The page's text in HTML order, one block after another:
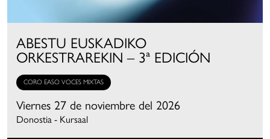
ABESTU EUSKADIKO
ORKESTRAREKIN – 3ª EDICIÓN
CORO EASO VOCES MIXTAS
Viernes 27 de noviembre del 2026
Donostia - Kursaal